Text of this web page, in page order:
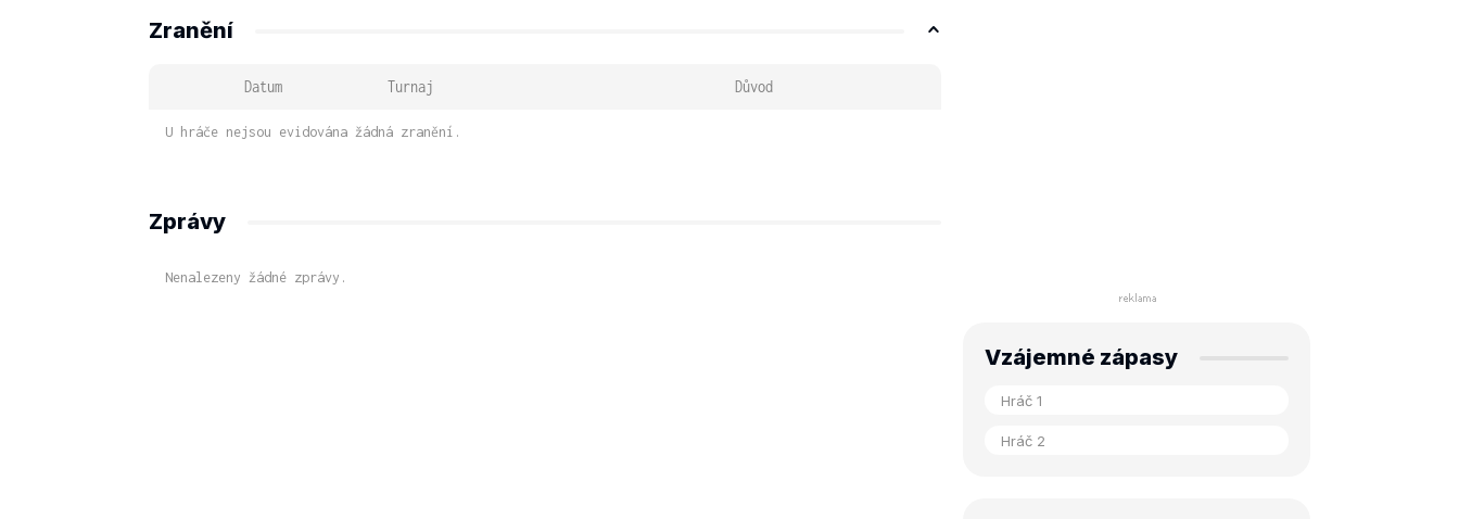
Zranění
Datum Turnaj Důvod
U hráče nejsou evidována žádná zranění.
Zprávy
Nenalezeny žádné zprávy.
Vzájemné zápasy